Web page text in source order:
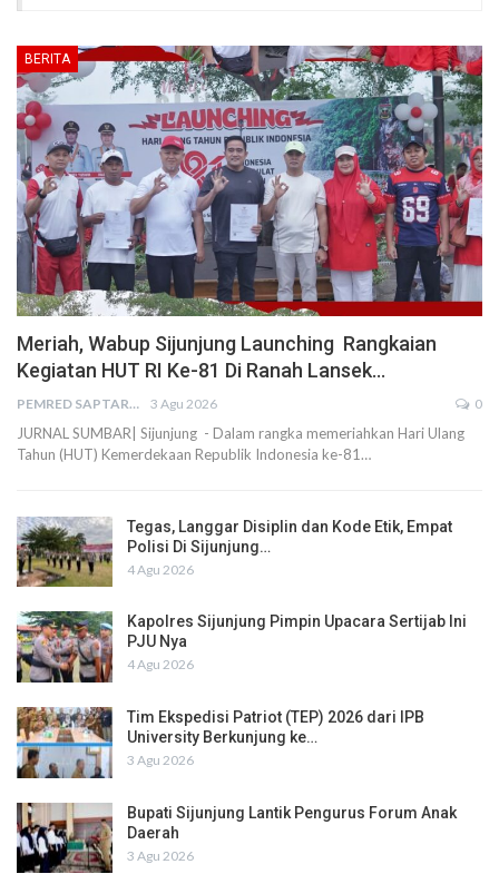
BERITA
Meriah, Wabup Sijunjung Launching Rangkaian
Kegiatan HUT RI Ke-81 Di Ranah Lansek…
PEMRED SAPTARIUS 3 Agu 2026 0
JURNAL SUMBAR| Sijunjung - Dalam rangka memeriahkan Hari Ulang
Tahun (HUT) Kemerdekaan Republik Indonesia ke-81…
Tegas, Langgar Disiplin dan Kode Etik, Empat
Polisi Di Sijunjung…
4 Agu 2026
Kapolres Sijunjung Pimpin Upacara Sertijab Ini
PJU Nya
4 Agu 2026
Tim Ekspedisi Patriot (TEP) 2026 dari IPB
University Berkunjung ke…
3 Agu 2026
Bupati Sijunjung Lantik Pengurus Forum Anak
Daerah
3 Agu 2026